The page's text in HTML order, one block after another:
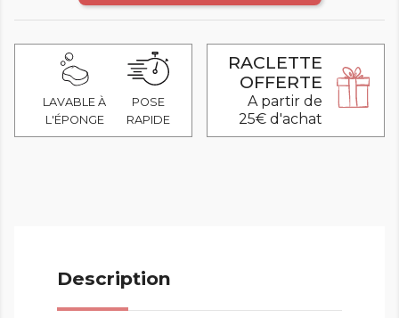
LAVABLE À
L'ÉPONGE
POSE
RAPIDE
RACLETTE
OFFERTE
A partir de
25€ d'achat
Description